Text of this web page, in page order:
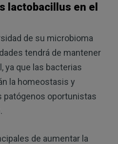
lactobacillus en el
de su microbioma
tendrá de mantener
ya que las bacterias
la homeostasis y
patógenos oportunistas
de aumentar la